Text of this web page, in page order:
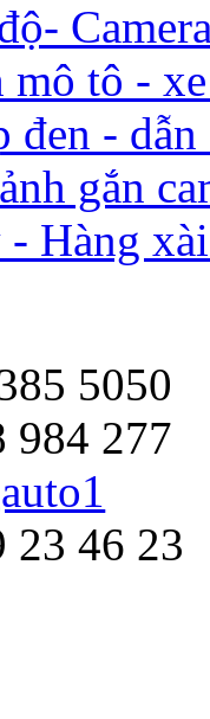
mô tô -
- dẫn
gắn
Hàng
5050
984 277
23 46 23